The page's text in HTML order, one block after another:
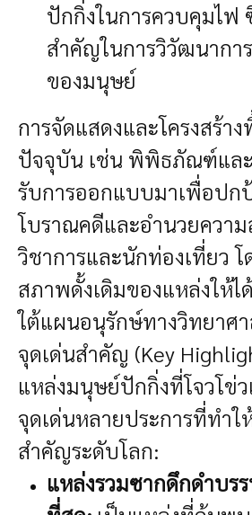
ปักกิ่งในการควบคุมไฟ
สำคัญในการวิวัฒนากา
ของมนุษย์
การจัดแสดงและโครงสร้า
ปัจจุบัน เช่น พิพิธภัณฑ์และ
รับการออกแบบมาเพื่อปก
โบราณคดีและอำนวยควา
วิชาการและนักท่องเที่ยว โ
สภาพดั้งเดิมของแหล่งให้
ใต้แผนอนุรักษ์ทางวิทยาศ
จุดเด่นสำคัญ (Key
แหล่งมนุษย์ปักกิ่งที่โจวโข่
จุดเด่นหลายประการที่ทำใ
สำคัญระดับโลก:
แหล่งรวมซากดึกดำบ